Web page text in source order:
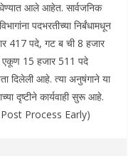
घेण्यात आले आहेत. सार्वजनिक
पदभरतीच्या निर्बंधामधून
417 पदे, गट ब ची 8 हजार
15 हजार 511 पदे
दिलेली आहे. त्या अनुषंगाने या
दृष्टीने कार्यवाही सुरू आहे.
Process Early)